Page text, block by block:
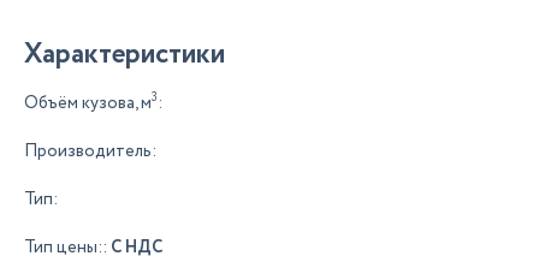
Характеристики
Объём кузова, м3 :
Производитель:
Тип:
Тип цены:: С НДС